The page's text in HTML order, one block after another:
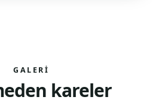
GALERI
kareler